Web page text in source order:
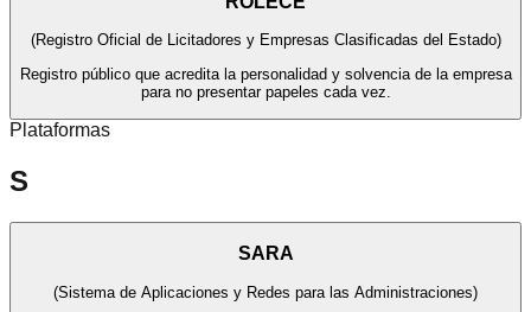
(Registro Oficial de Licitadores y Empresas Clasificadas del Estado)
Registro público que acredita la personalidad y solvencia de la empresa
para no presentar papeles cada vez.
Plataformas
S
SARA
(Sistema de Aplicaciones y Redes para las Administraciones)